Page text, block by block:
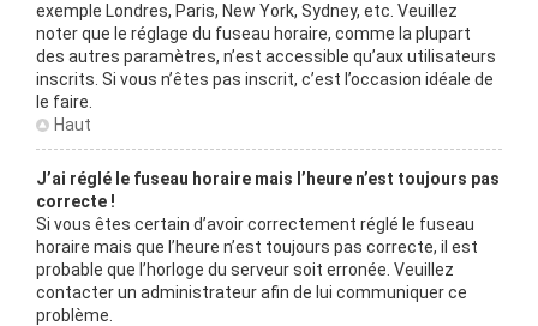
exemple Londres, Paris, New York, Sydney, etc. Veuillez
noter que le réglage du fuseau horaire, comme la plupart
des autres paramètres, n’est accessible qu’aux utilisateurs
inscrits. Si vous n’êtes pas inscrit, c’est l’occasion idéale de
le faire.
Haut
J’ai réglé le fuseau horaire mais l’heure n’est toujours pas
correcte !
Si vous êtes certain d’avoir correctement réglé le fuseau
horaire mais que l’heure n’est toujours pas correcte, il est
probable que l’horloge du serveur soit erronée. Veuillez
contacter un administrateur afin de lui communiquer ce
problème.